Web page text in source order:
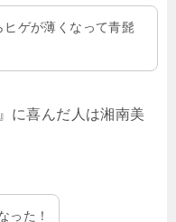
ゲが薄くなって青髭
に喜んだ人は湘南美
った！